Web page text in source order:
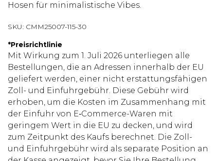
Hosen für minimalistische Vibes.
SKU: CMM25007-115-30
*Preisrichtlinie
Mit Wirkung zum 1. Juli 2026 unterliegen alle
Bestellungen, die an Adressen innerhalb der EU
geliefert werden, einer nicht erstattungsfähigen
Zoll- und Einfuhrgebühr. Diese Gebühr wird
erhoben, um die Kosten im Zusammenhang mit
der Einfuhr von E‑Commerce-Waren mit
geringem Wert in die EU zu decken, und wird
zum Zeitpunkt des Kaufs berechnet. Die Zoll-
und Einfuhrgebühr wird als separate Position an